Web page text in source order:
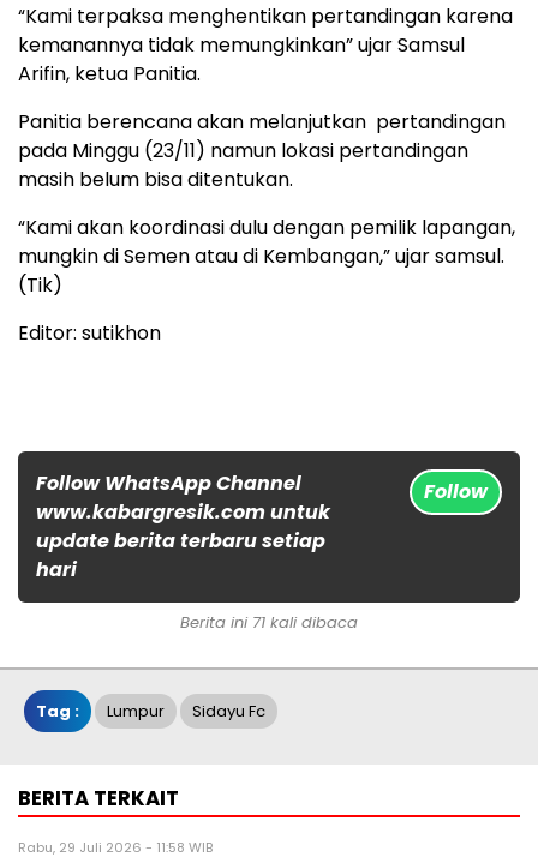
“Kami terpaksa menghentikan pertandingan karena
kemanannya tidak memungkinkan” ujar Samsul
Arifin, ketua Panitia.
Panitia berencana akan melanjutkan pertandingan
pada Minggu (23/11) namun lokasi pertandingan
masih belum bisa ditentukan.
“Kami akan koordinasi dulu dengan pemilik lapangan,
mungkin di Semen atau di Kembangan,” ujar samsul.
(Tik)
Editor: sutikhon
Follow WhatsApp Channel
www.kabargresik.com untuk
update berita terbaru setiap
hari
Follow
Berita ini 71 kali dibaca
Tag : Lumpur Sidayu Fc
BERITA TERKAIT
Rabu, 29 Juli 2026 - 11:58 WIB